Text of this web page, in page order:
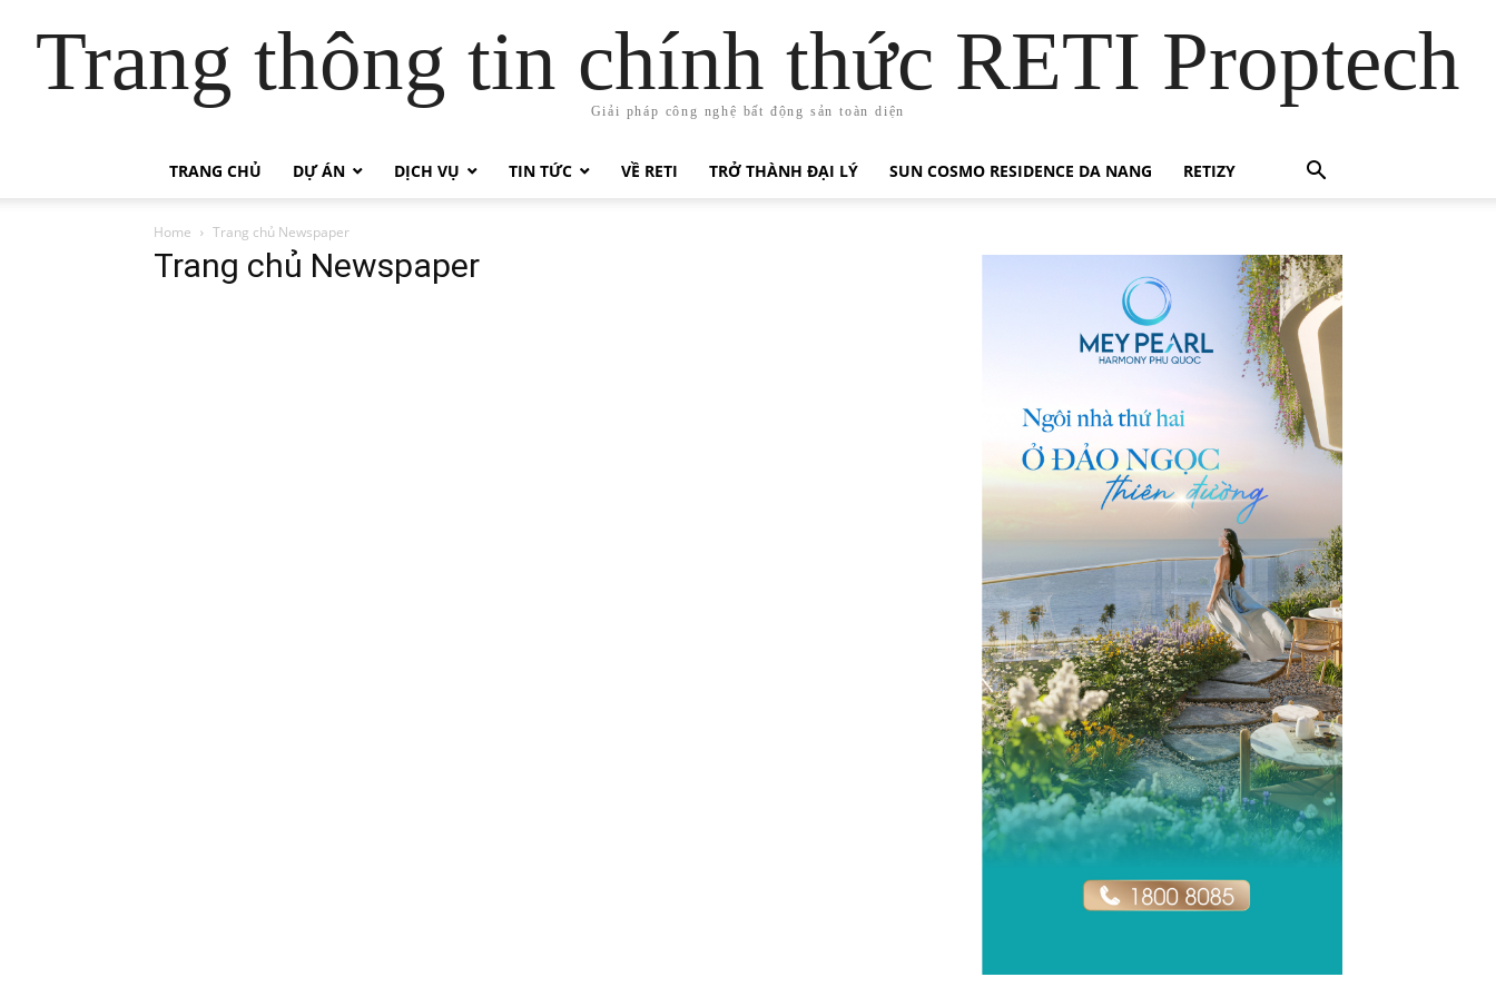
Trang thông tin chính thức RETI Proptech
Giải pháp công nghệ bất động sản toàn diện
TRANG CHỦ DỰ ÁN DỊCH VỤ TIN TỨC VỀ RETI TRỞ THÀNH ĐẠI LÝ SUN COSMO RESIDENCE DA NANG RETIZY
Home Trang chủ Newspaper
Trang chủ Newspaper